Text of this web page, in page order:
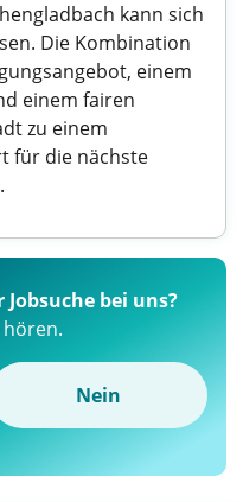
kann sich
Die Kombination
einem
einem fairen
zu einem
für die nächste
bei uns?
Nein